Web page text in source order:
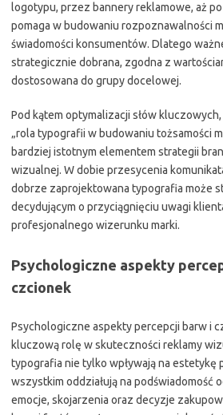
logotypu, przez bannery reklamowe, aż
pomaga w budowaniu rozpoznawalności
świadomości konsumentów. Dlatego
strategicznie dobrana, zgodna z
dostosowana do grupy docelowej.
Pod kątem optymalizacji słów
„rola typografii w budowaniu tożsamości
bardziej istotnym elementem strategii
wizualnej. W dobie przesycenia
dobrze zaprojektowana typografia może
decydującym o przyciągnięciu uwagi
profesjonalnego wizerunku marki.
Psychologiczne aspekty
czcionek
Psychologiczne aspekty percepcji barw i
kluczową rolę w skuteczności reklamy
typografia nie tylko wpływają na estetykę
wszystkim oddziałują na podświadomość
emocje, skojarzenia oraz decyzje